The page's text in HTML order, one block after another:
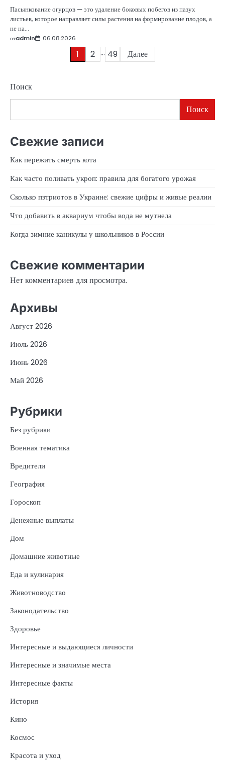
Пасынкование огурцов — это удаление боковых побегов из пазух
листьев, которое направляет силы растения на формирование плодов, а
не на…
отadmin 06.08.2026
1 2 … 49 Далее
Поиск
Поиск
Свежие записи
Как пережить смерть кота
Как часто поливать укроп: правила для богатого урожая
Сколько пэтриотов в Украине: свежие цифры и живые реалии
Что добавить в аквариум чтобы вода не мутнела
Когда зимние каникулы у школьников в России
Свежие комментарии
Нет комментариев для просмотра.
Архивы
Август 2026
Июль 2026
Июнь 2026
Май 2026
Рубрики
Без рубрики
Военная тематика
Вредители
География
Гороскоп
Денежные выплаты
Дом
Домашние животные
Еда и кулинария
Животноводство
Законодательство
Здоровье
Интересные и выдающиеся личности
Интересные и значимые места
Интересные факты
История
Кино
Космос
Красота и уход